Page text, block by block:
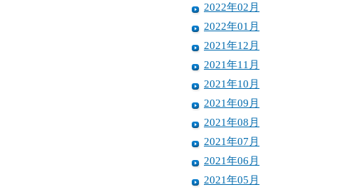
2022年02月
2022年01月
2021年12月
2021年11月
2021年10月
2021年09月
2021年08月
2021年07月
2021年06月
2021年05月